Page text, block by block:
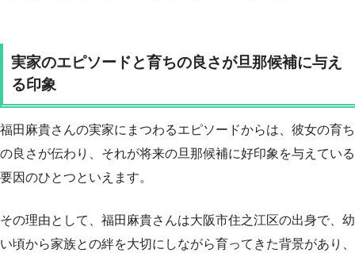
実家のエピソードと育ちの良さが旦那候補に与え
る印象
福田麻貴さんの実家にまつわるエピソードからは、彼女の育ち
の良さが伝わり、それが将来の旦那候補に好印象を与えている
要因のひとつといえます。
その理由として、福田麻貴さんは大阪市住之江区の出身で、幼
い頃から家族との絆を大切にしながら育ってきた背景があり、